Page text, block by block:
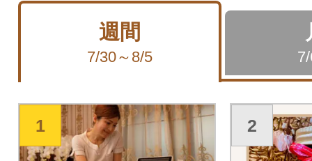
週間
7/30～8/5
1 2